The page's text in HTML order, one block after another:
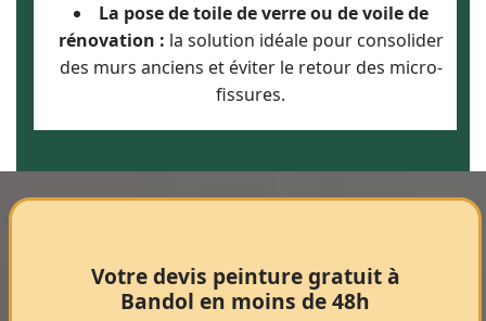
La pose de toile de verre ou de voile de
rénovation : la solution idéale pour consolider
des murs anciens et éviter le retour des micro-
fissures.
Votre devis peinture gratuit à
Bandol en moins de 48h